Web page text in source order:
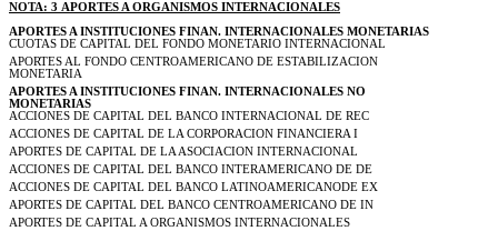
NOTA: 3 APORTES A ORGANISMOS INTERNACIONALES
APORTES A INSTITUCIONES FINAN. INTERNACIONALES MONETARIAS
CUOTAS DE CAPITAL DEL FONDO MONETARIO INTERNACIONAL
APORTES AL FONDO CENTROAMERICANO DE ESTABILIZACION
MONETARIA
APORTES A INSTITUCIONES FINAN. INTERNACIONALES NO
MONETARIAS
ACCIONES DE CAPITAL DEL BANCO INTERNACIONAL DE REC
ACCIONES DE CAPITAL DE LA CORPORACION FINANCIERA I
APORTES DE CAPITAL DE LA ASOCIACION INTERNACIONAL
ACCIONES DE CAPITAL DEL BANCO INTERAMERICANO DE DE
ACCIONES DE CAPITAL DEL BANCO LATINOAMERICANODE EX
APORTES DE CAPITAL DEL BANCO CENTROAMERICANO DE IN
APORTES DE CAPITAL A ORGANISMOS INTERNACIONALES